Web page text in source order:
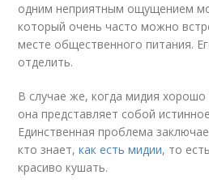
одним неприятным ощущением
который очень часто можно
месте общественного питания.
отделить.
В случае же, когда мидия
она представляет собой
Единственная проблема
кто знает,как есть мидии, то
красиво кушать.